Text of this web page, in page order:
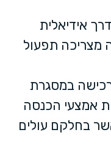
אידיאלית
מצריכה תפעול
במסגרת
אמצעי הכנסה
בחלקם עולים